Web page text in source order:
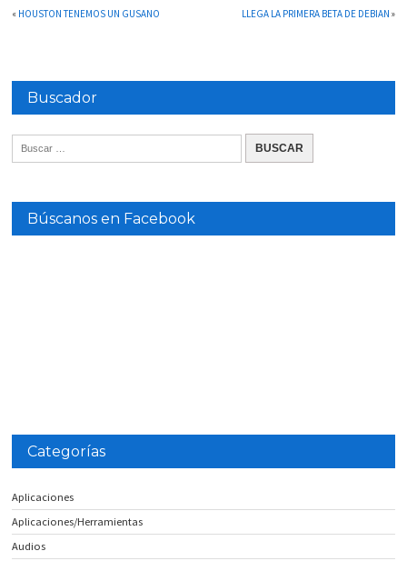
« HOUSTON TENEMOS UN GUSANO LLEGA LA PRIMERA BETA DE DEBIAN »
Buscador
Búscanos en Facebook
Categorías
Aplicaciones
Aplicaciones/Herramientas
Audios